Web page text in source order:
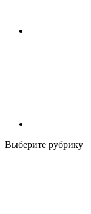
Выберите рубрику